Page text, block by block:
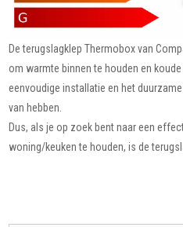
De terugslagklep Thermobox van
om warmte binnen te houden en
eenvoudige installatie en het
van hebben.
Dus, als je op zoek bent naar een
woning/keuken te houden, is de